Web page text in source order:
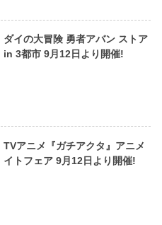
ダイの大冒険 勇者アバン ストア
in 3都市 9月12日より開催!
TVアニメ『ガチアクタ』アニメ
イトフェア 9月12日より開催!